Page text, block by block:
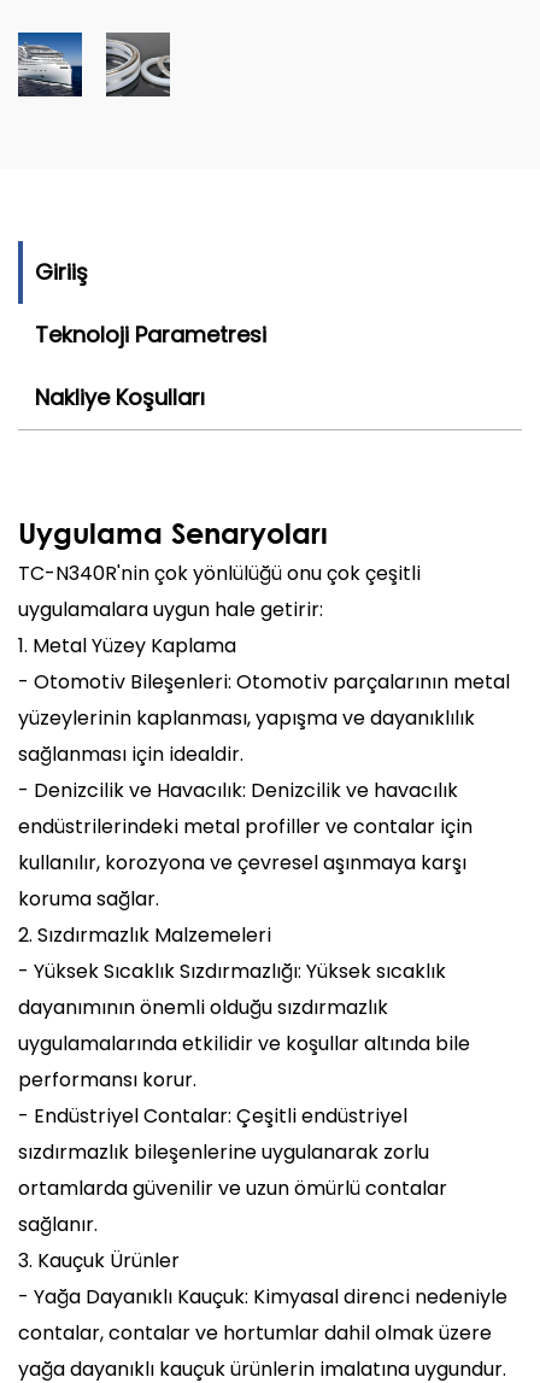
Giriiş
Teknoloji Parametresi
Nakliye Koşulları
Uygulama Senaryoları
TC-N340R'nin çok yönlülüğü onu çok çeşitli
uygulamalara uygun hale getirir:
1. Metal Yüzey Kaplama
- Otomotiv Bileşenleri: Otomotiv parçalarının metal
yüzeylerinin kaplanması, yapışma ve dayanıklılık
sağlanması için idealdir.
- Denizcilik ve Havacılık: Denizcilik ve havacılık
endüstrilerindeki metal profiller ve contalar için
kullanılır, korozyona ve çevresel aşınmaya karşı
koruma sağlar.
2. Sızdırmazlık Malzemeleri
- Yüksek Sıcaklık Sızdırmazlığı: Yüksek sıcaklık
dayanımının önemli olduğu sızdırmazlık
uygulamalarında etkilidir ve koşullar altında bile
performansı korur.
- Endüstriyel Contalar: Çeşitli endüstriyel
sızdırmazlık bileşenlerine uygulanarak zorlu
ortamlarda güvenilir ve uzun ömürlü contalar
sağlanır.
3. Kauçuk Ürünler
- Yağa Dayanıklı Kauçuk: Kimyasal direnci nedeniyle
contalar, contalar ve hortumlar dahil olmak üzere
yağa dayanıklı kauçuk ürünlerin imalatına uygundur.